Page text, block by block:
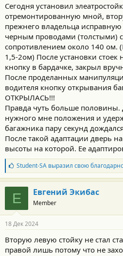
Сегодня установил
отремонтированную мной,
прежнего владельца
черным проводами (толстыми)
сопротивлением около 140 ом.
1,5-2ом) После установки стоек
кнопку в бардачке, закрыл
После проделанных
водителя кнопку открывания
ОТКРЫЛАСЬ!!!
Правда чуть больше половины.
нужного мне положения и
багажника пару секунд
После такой адаптации дверь
высоты на которой. Ее
Б
л
а
г
о
д
а
н
с
т
Student-SAвыразил свою
Е Евгений Экибас
Member
18 Дек 2024
Вторую левую стойку не стал
правой лишь потому что не